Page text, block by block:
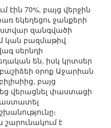
էին 70%, բայց վերջին
եկեղեցու ջանքերի
ստվար զանգվածի
կան բազմաթիվ
սերնդի
են, իսկ կրտսեր
օրոք Աջարիան
բայց
վերացնել փաստացի
շարունակում է